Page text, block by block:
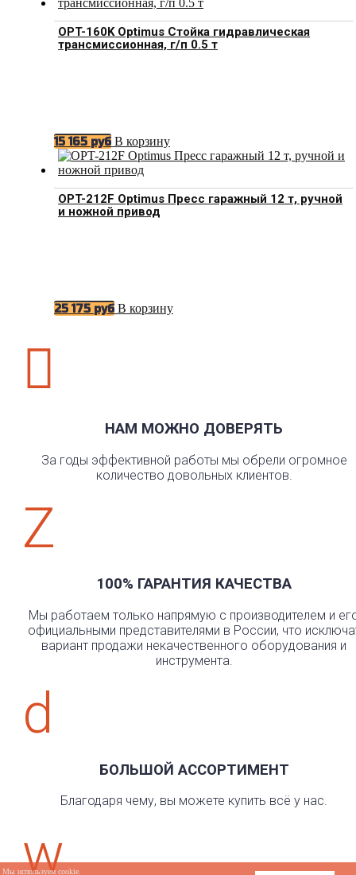
Мы используем cookie.
OPT-160K Optimus Стойка гидравлическая
трансмиссионная, г/п 0.5 т
15 165 руб В корзину
OPT-212F Optimus Пресс гаражный 12 т, ручной
и ножной привод
25 175 руб В корзину

НАМ МОЖНО ДОВЕРЯТЬ
За годы эффективной работы мы обрели огромное
количество довольных клиентов.
Z
100% ГАРАНТИЯ КАЧЕСТВА
Мы работаем только напрямую с производителем и
официальными представителями в России, что
вариант продажи некачественного оборудования и
инструмента.
d
БОЛЬШОЙ АССОРТИМЕНТ
Благодаря чему, вы можете купить всё у нас.
w